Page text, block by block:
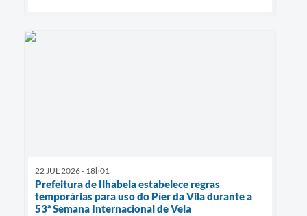
22 JUL 2026 - 18h01
Prefeitura de Ilhabela estabelece regras
temporárias para uso do Píer da Vila durante a
53ª Semana Internacional de Vela